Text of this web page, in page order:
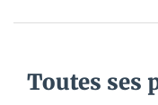
Toutes ses